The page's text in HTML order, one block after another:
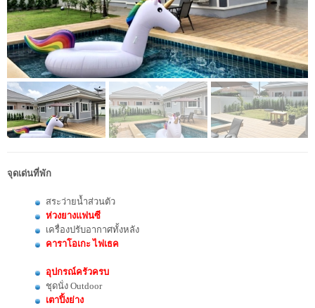
จุดเด่นที่พัก
สระว่ายน้ำส่วนตัว
ห่วงยางแฟนซี
เครื่องปรับอากาศทั้งหลัง
คาราโอเกะ ไฟเธค
อุปกรณ์ครัวครบ
ชุดนั่ง Outdoor
เตาปิ้งย่าง